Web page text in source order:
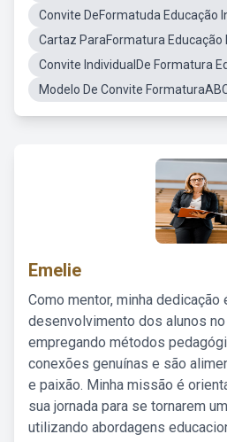
Convite DeFormatuda Educação
Cartaz ParaFormatura Educação
Convite IndividualDe Formatura
Modelo De Convite
Emelie
Como mentor, minha dedicação
desenvolvimento dos alunos
empregando métodos
conexões genuínas e são
e paixão. Minha missão é
sua jornada para se tornarem
utilizando abordagens